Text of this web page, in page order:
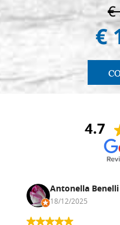
€
4.7
Antonella Benelli
18/12/2025